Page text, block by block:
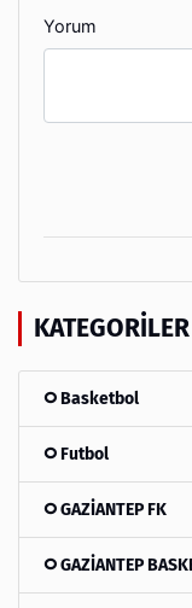
Yorum
KATEGORILER
Basketbol
Futbol
GAZİANTEP FK
GAZİANTEP